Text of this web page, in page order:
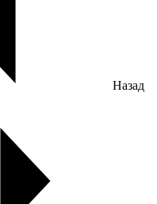
Назад